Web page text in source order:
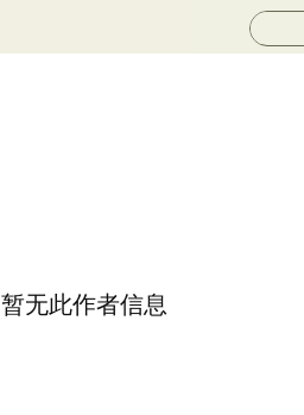
暂无此作者信息